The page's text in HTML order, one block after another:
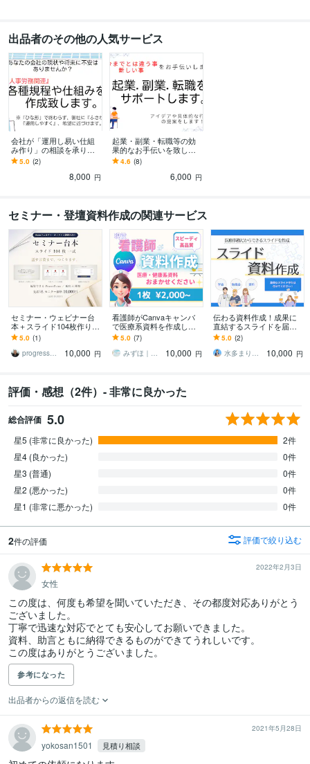
ビジネス代行・事務代行 「会社創業／運営サポート」「人事労務」
起業 人事労務 セミナー 副業 複業 経営
学習指導・資格・キャリア相談 20代～40代までの、「就職・転職相談」
転職 就職 人事労務 セミナー
出品者のその他の人気サービス
会社が「運用し易い仕組
み作り」の相談を承りま
す 会社経営に必須な「規
則等作成/仕組み作り」の
相談を承ります。
5.0 (2)
8,000 円
起業・副業・転職等の効
果的なお手伝いを致しま
す 新しい事・初めての事
を行う方のサポートを致
4.6 (8)
6,000 円
セミナー・登壇資料作成の関連サービス
セミナー・ウェビナー台
本＋スライド104枚作りま
す 参加者の感情を動か
し、個別相談・成約へつ
なぐ台本設計
5.0 (1)
progress｜設計室
10,000 円
看護師がCanvaキャンバ
で医療系資料を作成しま
す 見やすく伝わる◎高ク
オリティ◎優しい雰囲気
5.0 (7)
みずほ｜資料デザイナー
10,000 円
伝わる資料作成！成果に
直結するスライドを届け
ます 医療系・ビジネス系
のセミナー、学会資料な
どを作成
5.0 (2)
水多まりこ＠医療事務×オンライン秘書
10,000 円
評価・感想（2件）- 非常に良かった
総合評価 5.0
星5 (非常に良かった)
2件
星4 (良かった)
0件
星3 (普通)
0件
星2 (悪かった)
0件
星1 (非常に悪かった)
0件
2件の評価 評価で絞り込む
2022年2月3日
女性
この度は、何度も希望を聞いていただき、その都度対応ありがとう
ございました。
丁寧で迅速な対応でとても安心してお願いできました。
資料、助言ともに納得できるものができてうれしいです。
この度はありがとうございました。
参考になった
出品者からの返信を読む
2021年5月28日
yokosan1501 見積り相談